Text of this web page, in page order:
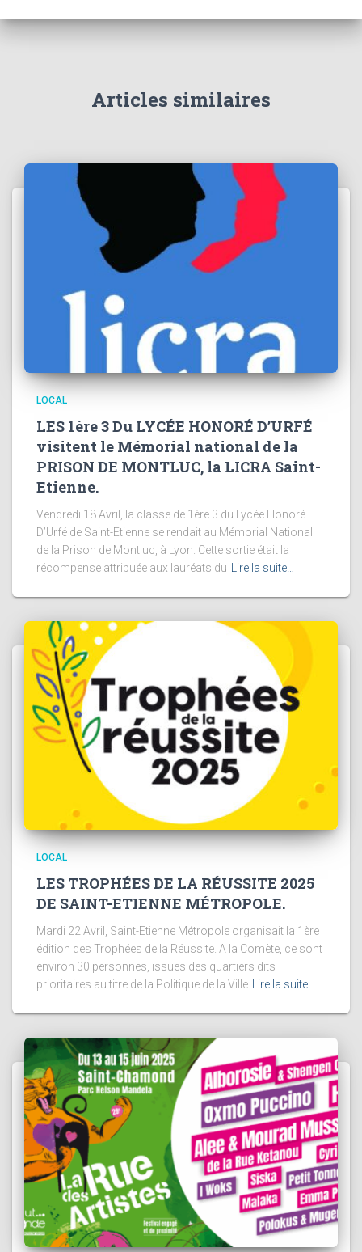
Articles similaires
LOCAL
LES 1ère 3 Du LYCÉE HONORÉ D’URFÉ
visitent le Mémorial national de la
PRISON DE MONTLUC, la LICRA Saint-
Etienne.
Vendredi 18 Avril, la classe de 1ère 3 du Lycée Honoré
D’Urfé de Saint-Etienne se rendait au Mémorial National
de la Prison de Montluc, à Lyon. Cette sortie était la
récompense attribuée aux lauréats du
Lire la suite…
LOCAL
LES TROPHÉES DE LA RÉUSSITE 2025
DE SAINT-ETIENNE MÉTROPOLE.
Mardi 22 Avril, Saint-Etienne Métropole organisait la 1ère
édition des Trophées de la Réussite. A la Comète, ce sont
environ 30 personnes, issues des quartiers dits
prioritaires au titre de la Politique de la Ville Lire la suite…